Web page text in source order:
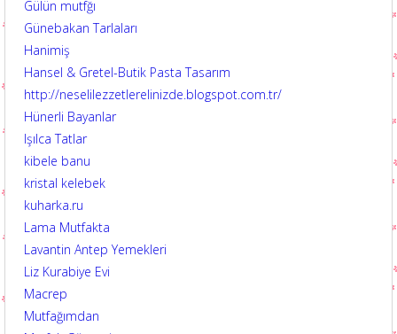
Gülün mutfğı
Günebakan Tarlaları
Hanimiş
Hansel & Gretel-Butik Pasta Tasarım
http://neselilezzetlerelinizde.blogspot.com.tr/
Hünerli Bayanlar
Işılca Tatlar
kibele banu
kristal kelebek
kuharka.ru
Lama Mutfakta
Lavantin Antep Yemekleri
Liz Kurabiye Evi
Macrep
Mutfağımdan